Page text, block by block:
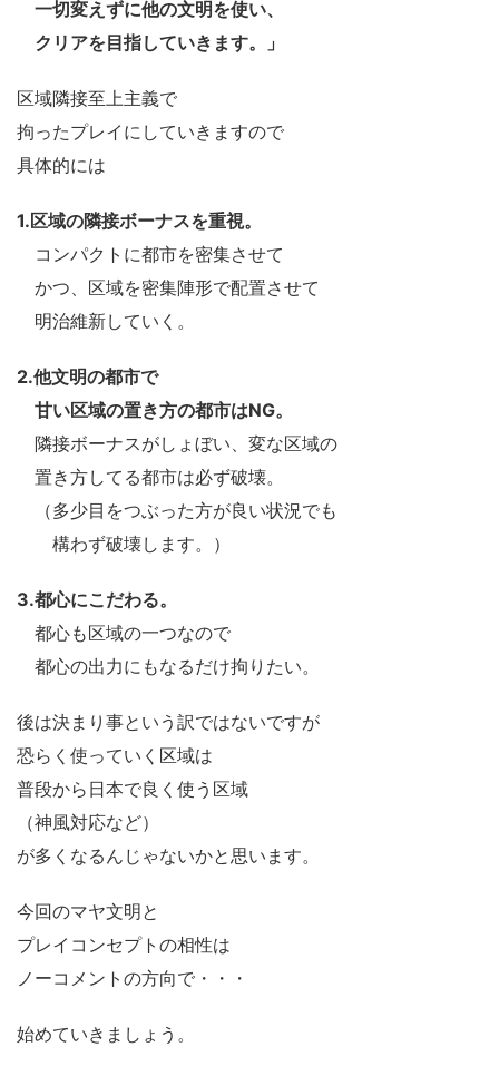
一切変えずに他の文明を使い、
クリアを目指していきます。」
区域隣接至上主義で
拘ったプレイにしていきますので
具体的には
1.区域の隣接ボーナスを重視。
コンパクトに都市を密集させて
かつ、区域を密集陣形で配置させて
明治維新していく。
2.他文明の都市で
甘い区域の置き方の都市はNG。
隣接ボーナスがしょぼい、変な区域の
置き方してる都市は必ず破壊。
（多少目をつぶった方が良い状況でも
構わず破壊します。）
3.都心にこだわる。
都心も区域の一つなので
都心の出力にもなるだけ拘りたい。
後は決まり事という訳ではないですが
恐らく使っていく区域は
普段から日本で良く使う区域
（神風対応など）
が多くなるんじゃないかと思います。
今回のマヤ文明と
プレイコンセプトの相性は
ノーコメントの方向で・・・
始めていきましょう。